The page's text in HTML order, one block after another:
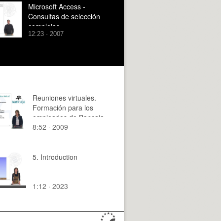
Microsoft Access -
Consultas de selección
complejas
12:23 · 2007
Reuniones virtuales.
Formación para los
empleados de Bancaja
8:52 · 2009
5. Introduction
1:12 · 2023